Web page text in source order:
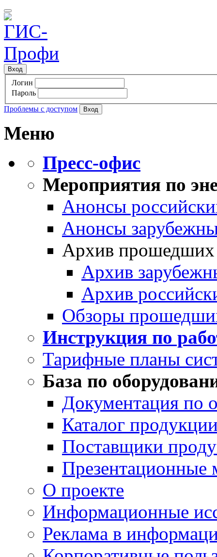
Вход
Логин
Пароль
Проблемы с доступом
Меню
Пресс-офис
Мероприятия по
Анонсы
Анонсы
Архив прошедших
Архив
Архив
Обзоры
Инструкция по
Тарифные планы
База по
Документация по
Каталог
Поставщики
Презентационные
О проекте
Информационные
Реклама в